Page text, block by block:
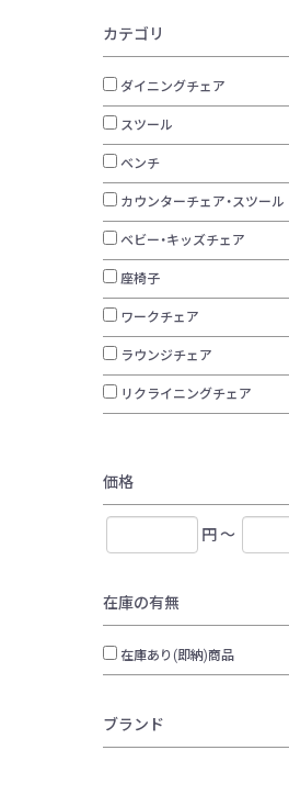
カテゴリ
ダイニングチェア
スツール
ベンチ
カウンターチェア・スツール
ベビー・キッズチェア
座椅子
ワークチェア
ラウンジチェア
リクライニングチェア
価格
円 ～
在庫の有無
在庫あり(即納)商品
ブランド